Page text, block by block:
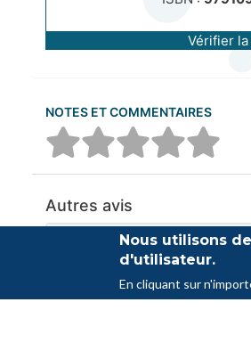
Vérifier
NOTES ET COMMENTAIRES
Autres avis
Aucun commentaire n'a été
Nous utilisons
d'utilisateur.
En cliquant sur